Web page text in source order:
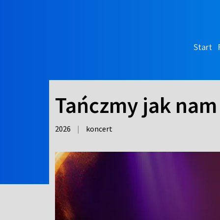
Start
Tańczmy jak
2026 | koncert